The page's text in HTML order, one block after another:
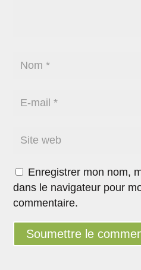
Enregistrer mon nom,
dans le navigateur pour
commentaire.
Soumettre le